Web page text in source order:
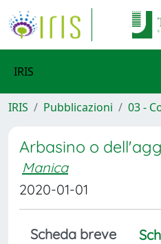
IRIS
IRIS Pubblicazioni 03 -
Arbasino o
Manica
2020-01-01
Scheda breve